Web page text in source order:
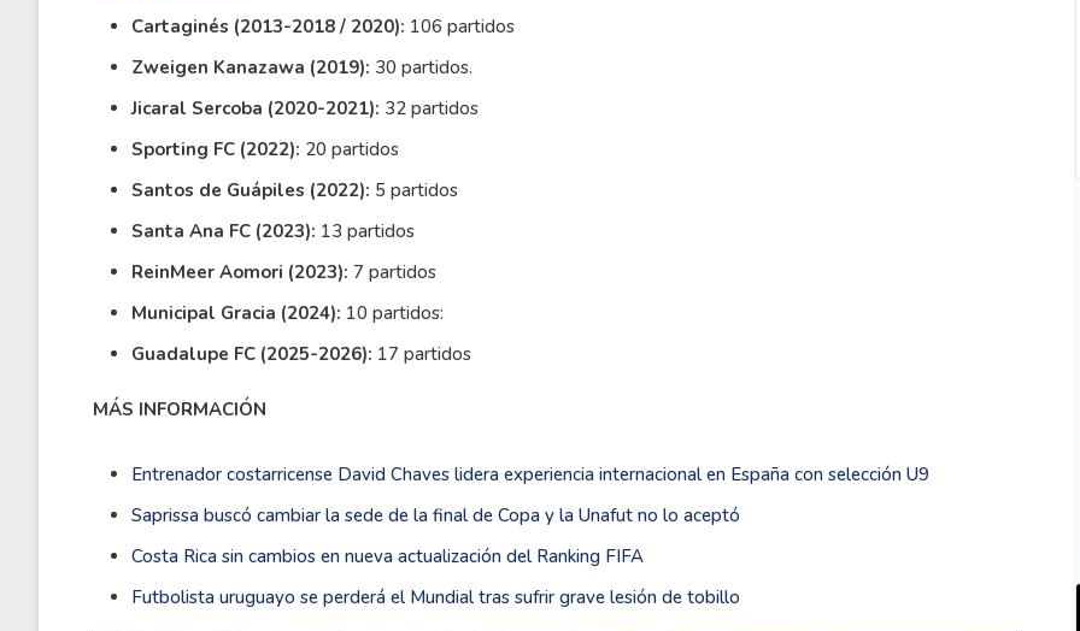
Cartaginés (2013-2018 / 2020): 106 partidos
Zweigen Kanazawa (2019): 30 partidos.
Jicaral Sercoba (2020-2021): 32 partidos
Sporting FC (2022): 20 partidos
Santos de Guápiles (2022): 5 partidos
Santa Ana FC (2023): 13 partidos
ReinMeer Aomori (2023): 7 partidos
Municipal Gracia (2024): 10 partidos:
Guadalupe FC (2025-2026): 17 partidos
MÁS INFORMACIÓN
Entrenador costarricense David Chaves lidera experiencia internacional en España con selección U9
Saprissa buscó cambiar la sede de la final de Copa y la Unafut no lo aceptó
Costa Rica sin cambios en nueva actualización del Ranking FIFA
Futbolista uruguayo se perderá el Mundial tras sufrir grave lesión de tobillo